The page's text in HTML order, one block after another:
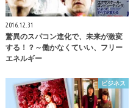
2016.12.31
驚異のスパコン進化で、未来が激変
する！？～働かなくていい、フリー
エネルギー
ビジネス